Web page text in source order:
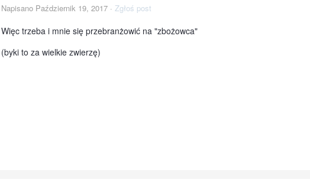
Napisano Październik 19, 2017 · Zgłoś post
Więc trzeba i mnie się przebranżowić na "zbożowca"
(byki to za wielkie zwierzę)